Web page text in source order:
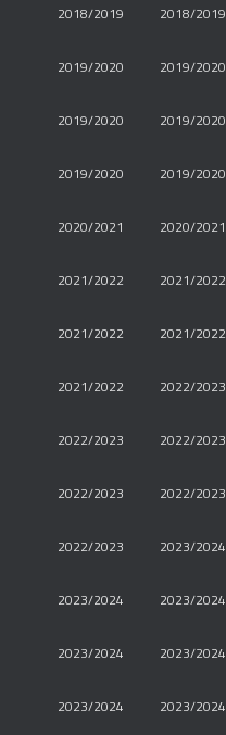
2018/2019 2018/2019
2019/2020 2019/2020
2019/2020 2019/2020
2019/2020 2019/2020
2020/2021 2020/2021
2021/2022 2021/2022
2021/2022 2021/2022
2021/2022 2022/2023
2022/2023 2022/2023
2022/2023 2022/2023
2022/2023 2023/2024
2023/2024 2023/2024
2023/2024 2023/2024
2023/2024 2023/2024